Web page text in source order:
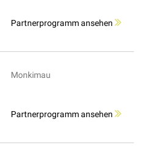
Partnerprogramm ansehen
Monkimau
Partnerprogramm ansehen